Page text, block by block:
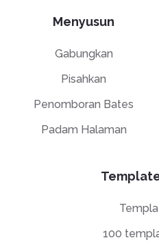
Menyusun
Gabungkan
Pisahkan
Penomboran Bates
Padam Halaman
100